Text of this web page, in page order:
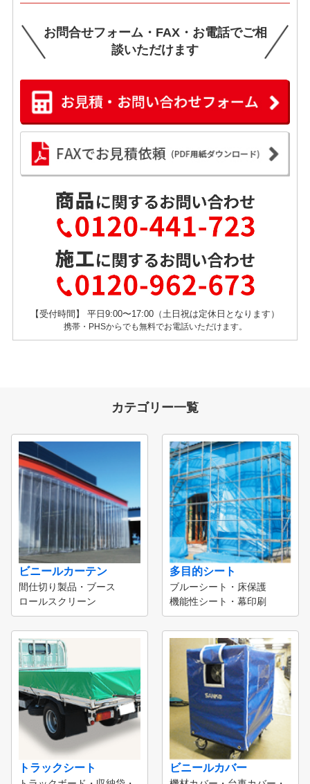
お問合せフォーム・FAX・お電話でご相
談いただけます
【受付時間】 平日9:00〜17:00（土日祝は定休日となります）
携帯・PHSからでも無料でお電話いただけます。
カテゴリー一覧
ビニールカーテン
間仕切り製品・ブース
ロールスクリーン
多目的シート
ブルーシート・床保護
機能性シート・幕印刷
トラックシート ビニールカバー